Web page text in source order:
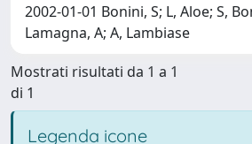
2002-01-01 Bonini, S; L, Aloe; S,
Lamagna, A; A, Lambiase
Mostrati risultati da 1 a 1
di 1
Legenda icone